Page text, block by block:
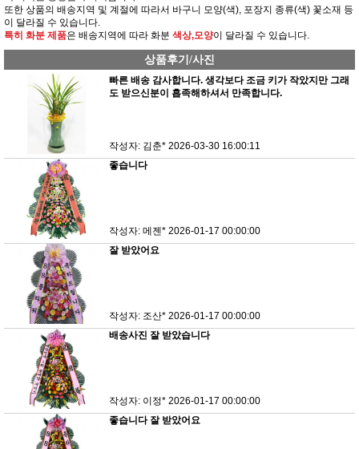
또한 상품의 배송지역 및 계절에 따라서 바구니 모양(색), 포장지 종류(색) 꽃소재 등
이 달라질 수 있습니다.
특히 화분 제품은 배송지역에 따라 화분 색상,모양이 달라질 수 있습니다.
상품후기/사진
빠른 배송 감사합니다. 생각보다 조금 키가 작았지만 그래
도 받으신분이 흡족해하셔서 만족합니다.
작성자: 김춘* 2026-03-30 16:00:11
좋습니다
작성자: 메젠* 2026-01-17 00:00:00
잘 받았어요
작성자: 조산* 2026-01-17 00:00:00
배송사진 잘 받았습니다
작성자: 이정* 2026-01-17 00:00:00
좋습니다 잘 받았어요